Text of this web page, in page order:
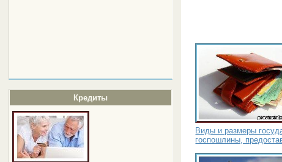
Кредиты
Виды и размеры
госпошлины,